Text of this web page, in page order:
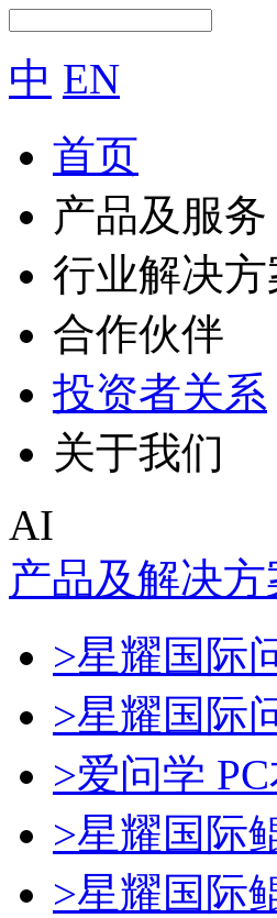
中 EN
首页
产品及服务
行业解决方
合作伙伴
投资者关系
关于我们
AI
产品及解决方
>星耀国际
>星耀国际
>爱问学
>星耀国际
>星耀国际